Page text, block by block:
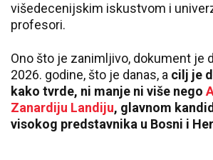
višedecenijskim iskustvom i
profesori.
Ono što je zanimljivo, dokument je
2026. godine, što je danas, a cilj je
kako tvrde, ni manje ni više nego
Zanardiju Landiju, glavnom
visokog predstavnika u Bosni i